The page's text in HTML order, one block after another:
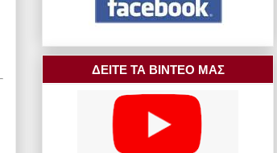
ΔΕΙΤΕ ΤΑ ΒΙΝΤΕΟ ΜΑΣ